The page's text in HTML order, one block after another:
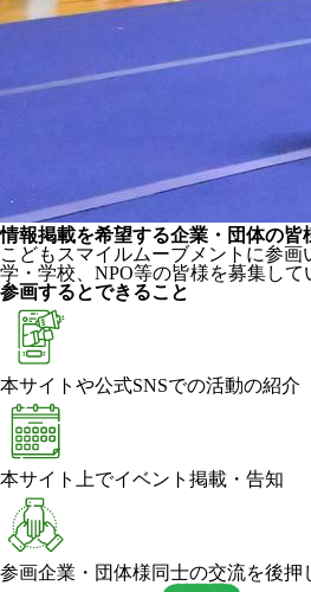
情報掲載を希望する企業・団体の皆
こどもスマイルムーブメントに参
学・学校、NPO等の皆様を募集して
参画するとできること
本サイトや公式SNSでの活動の紹介
本サイト上でイベント掲載・告知
参画企業・団体様同士の交流を後押